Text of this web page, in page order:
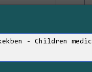
- Children